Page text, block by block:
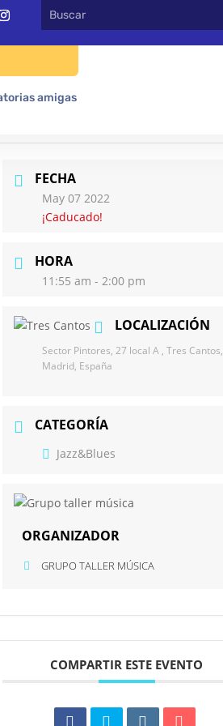
amigas
FECHA
May 07 2022
¡Caducado!
HORA
11:55 am - 2:00 pm
LOCALIZACIÓN
Sector Pintores, 27 local A , Tres Cantos,
Madrid, España
CATEGORÍA
Jazz&Blues
ORGANIZADOR
GRUPO TALLER MÚSICA
COMPARTIR ESTE EVENTO